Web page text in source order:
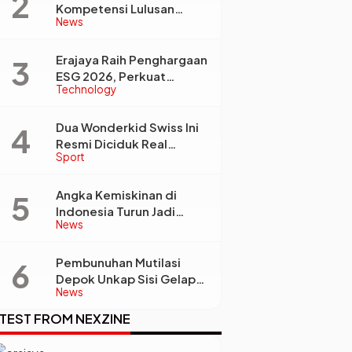
News
Kompetensi Lulusan
Perguruan Tinggi Jadi
Kebutuhan Dunia Kerja
Technology
Erajaya Raih Penghargaan
ESG 2026, Perkuat
Circular Economy Lewat
Berkelanjutan
Sport
Dua Wonderkid Swiss Ini
Resmi Diciduk Real
Madrid dan Juventus,
Eropa
News
Angka Kemiskinan di
Indonesia Turun Jadi
22,93 Juta Orang, Tapi
Desa dan Kota Malah
Makin Lebar?
News
Pembunuhan Mutilasi
Depok Unkap Sisi Gelap
Penjual Piscok Berdarah
Dingin
FROM NEXZINE